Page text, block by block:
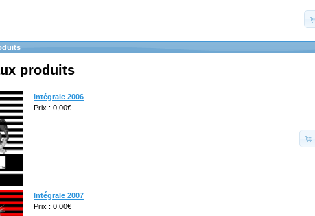
produits
Intégrale 2006
Prix : 0,00€
Intégrale 2007
Prix : 0,00€